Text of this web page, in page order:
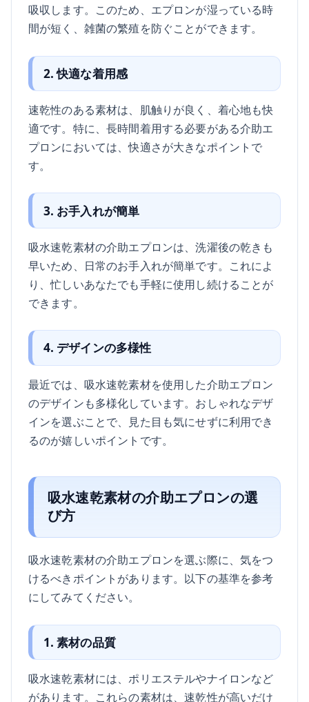
吸収します。このため、エプロンが湿っている時
間が短く、雑菌の繁殖を防ぐことができます。
2. 快適な着用感
速乾性のある素材は、肌触りが良く、着心地も快
適です。特に、長時間着用する必要がある介助エ
プロンにおいては、快適さが大きなポイントで
す。
3. お手入れが簡単
吸水速乾素材の介助エプロンは、洗濯後の乾きも
早いため、日常のお手入れが簡単です。これによ
り、忙しいあなたでも手軽に使用し続けることが
できます。
4. デザインの多様性
最近では、吸水速乾素材を使用した介助エプロン
のデザインも多様化しています。おしゃれなデザ
インを選ぶことで、見た目も気にせずに利用でき
るのが嬉しいポイントです。
吸水速乾素材の介助エプロンの選
び方
吸水速乾素材の介助エプロンを選ぶ際に、気をつ
けるべきポイントがあります。以下の基準を参考
にしてみてください。
1. 素材の品質
吸水速乾素材には、ポリエステルやナイロンなど
があります。これらの素材は、速乾性が高いだけ